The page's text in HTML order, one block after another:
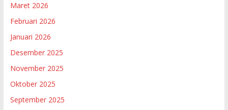
Maret 2026
Februari 2026
Januari 2026
Desember 2025
November 2025
Oktober 2025
September 2025